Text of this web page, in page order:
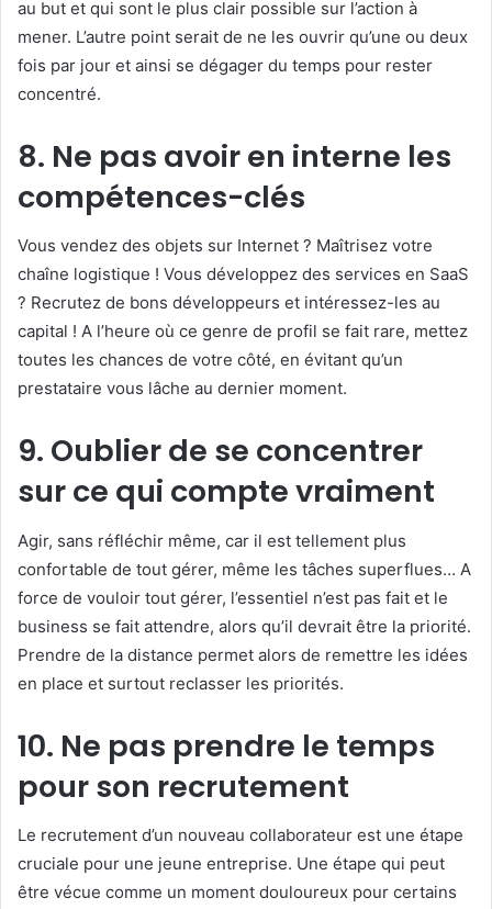
au but et qui sont le plus clair possible sur l’action à
mener. L’autre point serait de ne les ouvrir qu’une ou deux
fois par jour et ainsi se dégager du temps pour rester
concentré.
8. Ne pas avoir en interne les
compétences-clés
Vous vendez des objets sur Internet ? Maîtrisez votre
chaîne logistique ! Vous développez des services en SaaS
? Recrutez de bons développeurs et intéressez-les au
capital ! A l’heure où ce genre de profil se fait rare, mettez
toutes les chances de votre côté, en évitant qu’un
prestataire vous lâche au dernier moment.
9. Oublier de se concentrer
sur ce qui compte vraiment
Agir, sans réfléchir même, car il est tellement plus
confortable de tout gérer, même les tâches superflues… A
force de vouloir tout gérer, l’essentiel n’est pas fait et le
business se fait attendre, alors qu’il devrait être la priorité.
Prendre de la distance permet alors de remettre les idées
en place et surtout reclasser les priorités.
10. Ne pas prendre le temps
pour son recrutement
Le recrutement d’un nouveau collaborateur est une étape
cruciale pour une jeune entreprise. Une étape qui peut
être vécue comme un moment douloureux pour certains